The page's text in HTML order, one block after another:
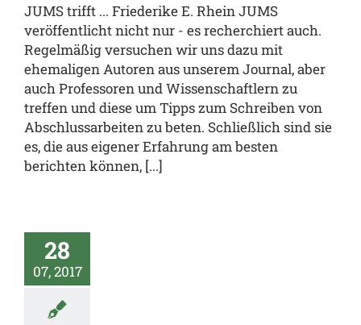
JUMS trifft ... Friederike E. Rhein JUMS
veröffentlicht nicht nur - es recherchiert auch.
Regelmäßig versuchen wir uns dazu mit
ehemaligen Autoren aus unserem Journal, aber
auch Professoren und Wissenschaftlern zu
treffen und diese um Tipps zum Schreiben von
Abschlussarbeiten zu beten. Schließlich sind sie
es, die aus eigener Erfahrung am besten
berichten können, [...]
28
07, 2017